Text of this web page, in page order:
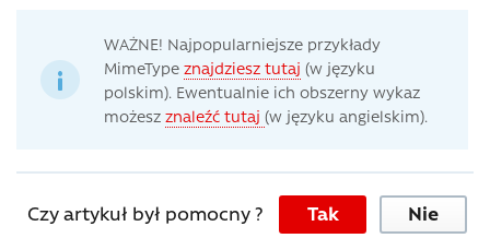
WAŻNE! Najpopularniejsze przykłady
MimeType znajdziesz tutaj (w języku
polskim). Ewentualnie ich obszerny wykaz
możesz znaleźć tutaj (w języku angielskim).
Czy artykuł był pomocny ? Tak Nie